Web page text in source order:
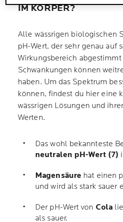
IM KÖRPER?
Alle wässrigen biologischen
pH-Wert, der sehr genau auf
Wirkungsbereich
Schwankungen können
haben. Um das Spektrum
können, findest du hier eine
wässrigen Lösungen und
Werten.
Das wohl bekannteste
neutralen pH-Wert (7)
Magensäure hat einen
und wird als stark sauer
Der pH-Wert von Cola
als sauer.